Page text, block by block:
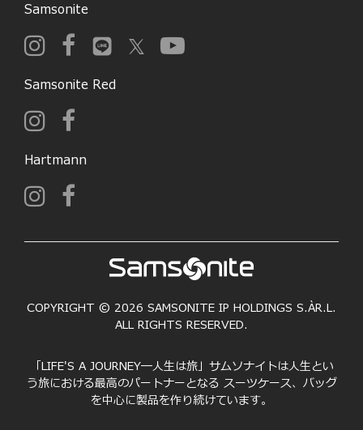
Samsonite
Samsonite Red
Hartmann
COPYRIGHT © 2026 SAMSONITE IP HOLDINGS S.ÀR.L.
ALL RIGHTS RESERVED.
「LIFE'S A JOURNEY―人生は旅」サムソナイトは人生とい
う旅における最高のパートナーとなる スーツケース、バッグ
を中心に製品を作り続けています。